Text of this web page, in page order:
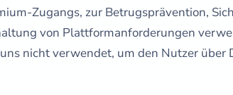
Zugangs, zur Betrugsprävention,
von Plattformanforderungen
nicht verwendet, um den Nutzer